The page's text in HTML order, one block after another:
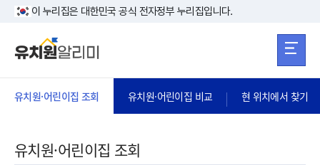
본문 바로가기
이 누리집은 대한민국 공식 전자정부 누리집입니다.
유치원·어린이집 조회 유치원·어린이집 비교 현 위치에서 찾기
유치원·어린이집 조회